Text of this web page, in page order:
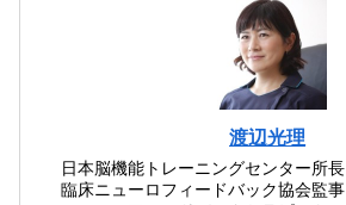
渡辺光理
日本脳機能トレーニングセンター所長
臨床ニューロフィードバック協会監事